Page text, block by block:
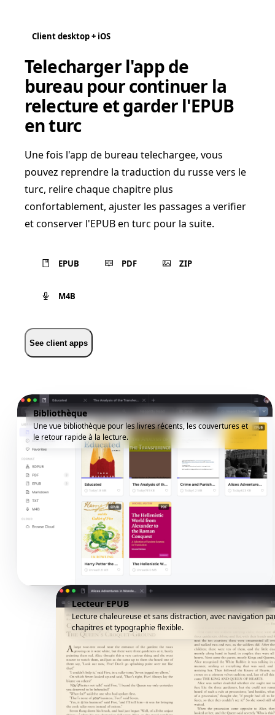
Client desktop + iOS
Telecharger l'app de
bureau pour continuer la
relecture et garder l'EPUB
en turc
Une fois l'app de bureau telechargee, vous
pouvez reprendre la traduction du russe vers le
turc, relire chaque chapitre plus
confortablement, ajuster les passages a verifier
et conserver l'EPUB en turc pour la suite.
EPUB PDF ZIP
M4B
See client apps
Bibliothèque
Une vue bibliothèque pour les livres récents, les couvertures et
le retour rapide à la lecture.
Lecteur EPUB
Lecture chaleureuse et sans distraction, avec navigation
chapitres et typographie flexible.